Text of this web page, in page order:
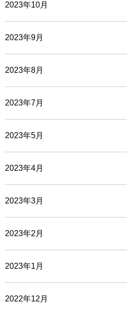
2023年10月
2023年9月
2023年8月
2023年7月
2023年5月
2023年4月
2023年3月
2023年2月
2023年1月
2022年12月